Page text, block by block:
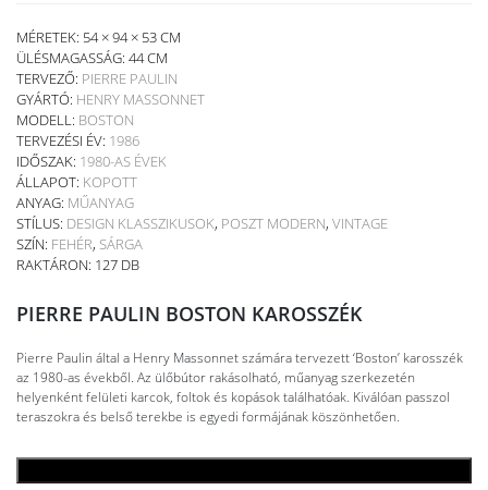
MÉRETEK: 54 × 94 × 53 CM
ÜLÉSMAGASSÁG: 44 CM
TERVEZŐ: PIERRE PAULIN
GYÁRTÓ: HENRY MASSONNET
MODELL: BOSTON
TERVEZÉSI ÉV: 1986
IDŐSZAK: 1980-AS ÉVEK
ÁLLAPOT: KOPOTT
ANYAG: MŰANYAG
STÍLUS: DESIGN KLASSZIKUSOK, POSZT MODERN, VINTAGE
SZÍN: FEHÉR, SÁRGA
RAKTÁRON: 127 DB
PIERRE PAULIN BOSTON KAROSSZÉK
Pierre Paulin által a Henry Massonnet számára tervezett ‘Boston’ karosszék
az 1980-as évekből. Az ülőbútor rakásolható, műanyag szerkezetén
helyenként felületi karcok, foltok és kopások találhatóak. Kiválóan passzol
teraszokra és belső terekbe is egyedi formájának köszönhetően.